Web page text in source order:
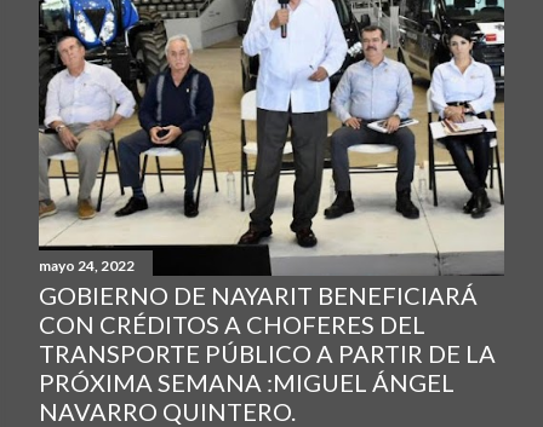
mayo 24, 2022
GOBIERNO DE NAYARIT BENEFICIARÁ
CON CRÉDITOS A CHOFERES DEL
TRANSPORTE PÚBLICO A PARTIR DE LA
PRÓXIMA SEMANA :MIGUEL ÁNGEL
NAVARRO QUINTERO.